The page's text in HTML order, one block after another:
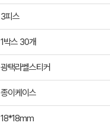
3피스
1박스 30개
광택라벨스티커
종이케이스
18*18mm